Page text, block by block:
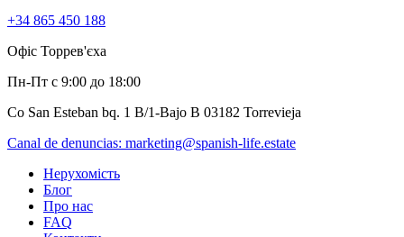
+34 865 450 188
Офіс Торрев'єха
Пн-Пт с 9:00 до 18:00
Co San Esteban bq. 1 B/1-Bajo B 03182 Torrevieja
Canal de denuncias: marketing@spanish-life.estate
Нерухомість
Блог
Про нас
FAQ